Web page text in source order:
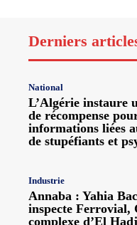
Derniers
National
L’Algérie instaure
de récompense
informations liées
de stupéfiants et
Industrie
Annaba : Yahia
inspecte Ferrovial,
complexe d’El